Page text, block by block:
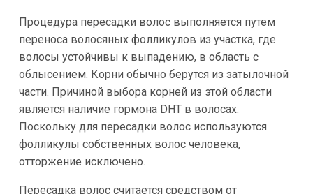
Процедура пересадки волос выполняется путем
переноса волосяных фолликулов из участка, где
волосы устойчивы к выпадению, в область с
облысением. Корни обычно берутся из затылочной
части. Причиной выбора корней из этой области
является наличие гормона DHT в волосах.
Поскольку для пересадки волос используются
фолликулы собственных волос человека,
отторжение исключено.
Пересадка волос считается средством от